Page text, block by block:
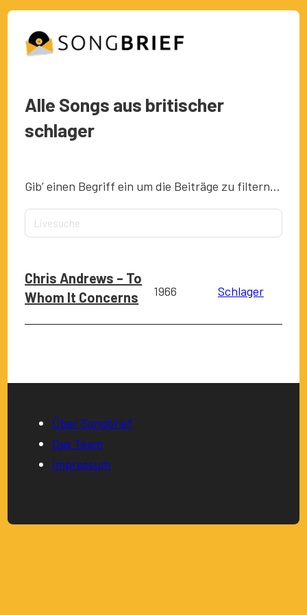
Alle Songs aus britischer
schlager
Gib’ einen Begriff ein um die Beiträge zu filtern…
Chris Andrews – To
Whom It Concerns
1966 Schlager
Über Songbrief
Das Team
Impressum